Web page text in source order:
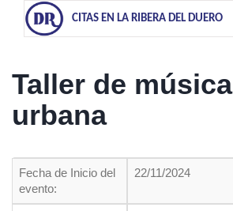
CITAS EN LA RIBERA DEL DUERO
Taller de música
urbana
Fecha de Inicio del
evento:
22/11/2024